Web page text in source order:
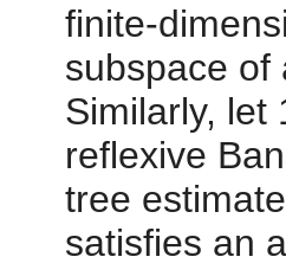
finite-
subspace of
Similarly, let
reflexive
tree
satisfies an